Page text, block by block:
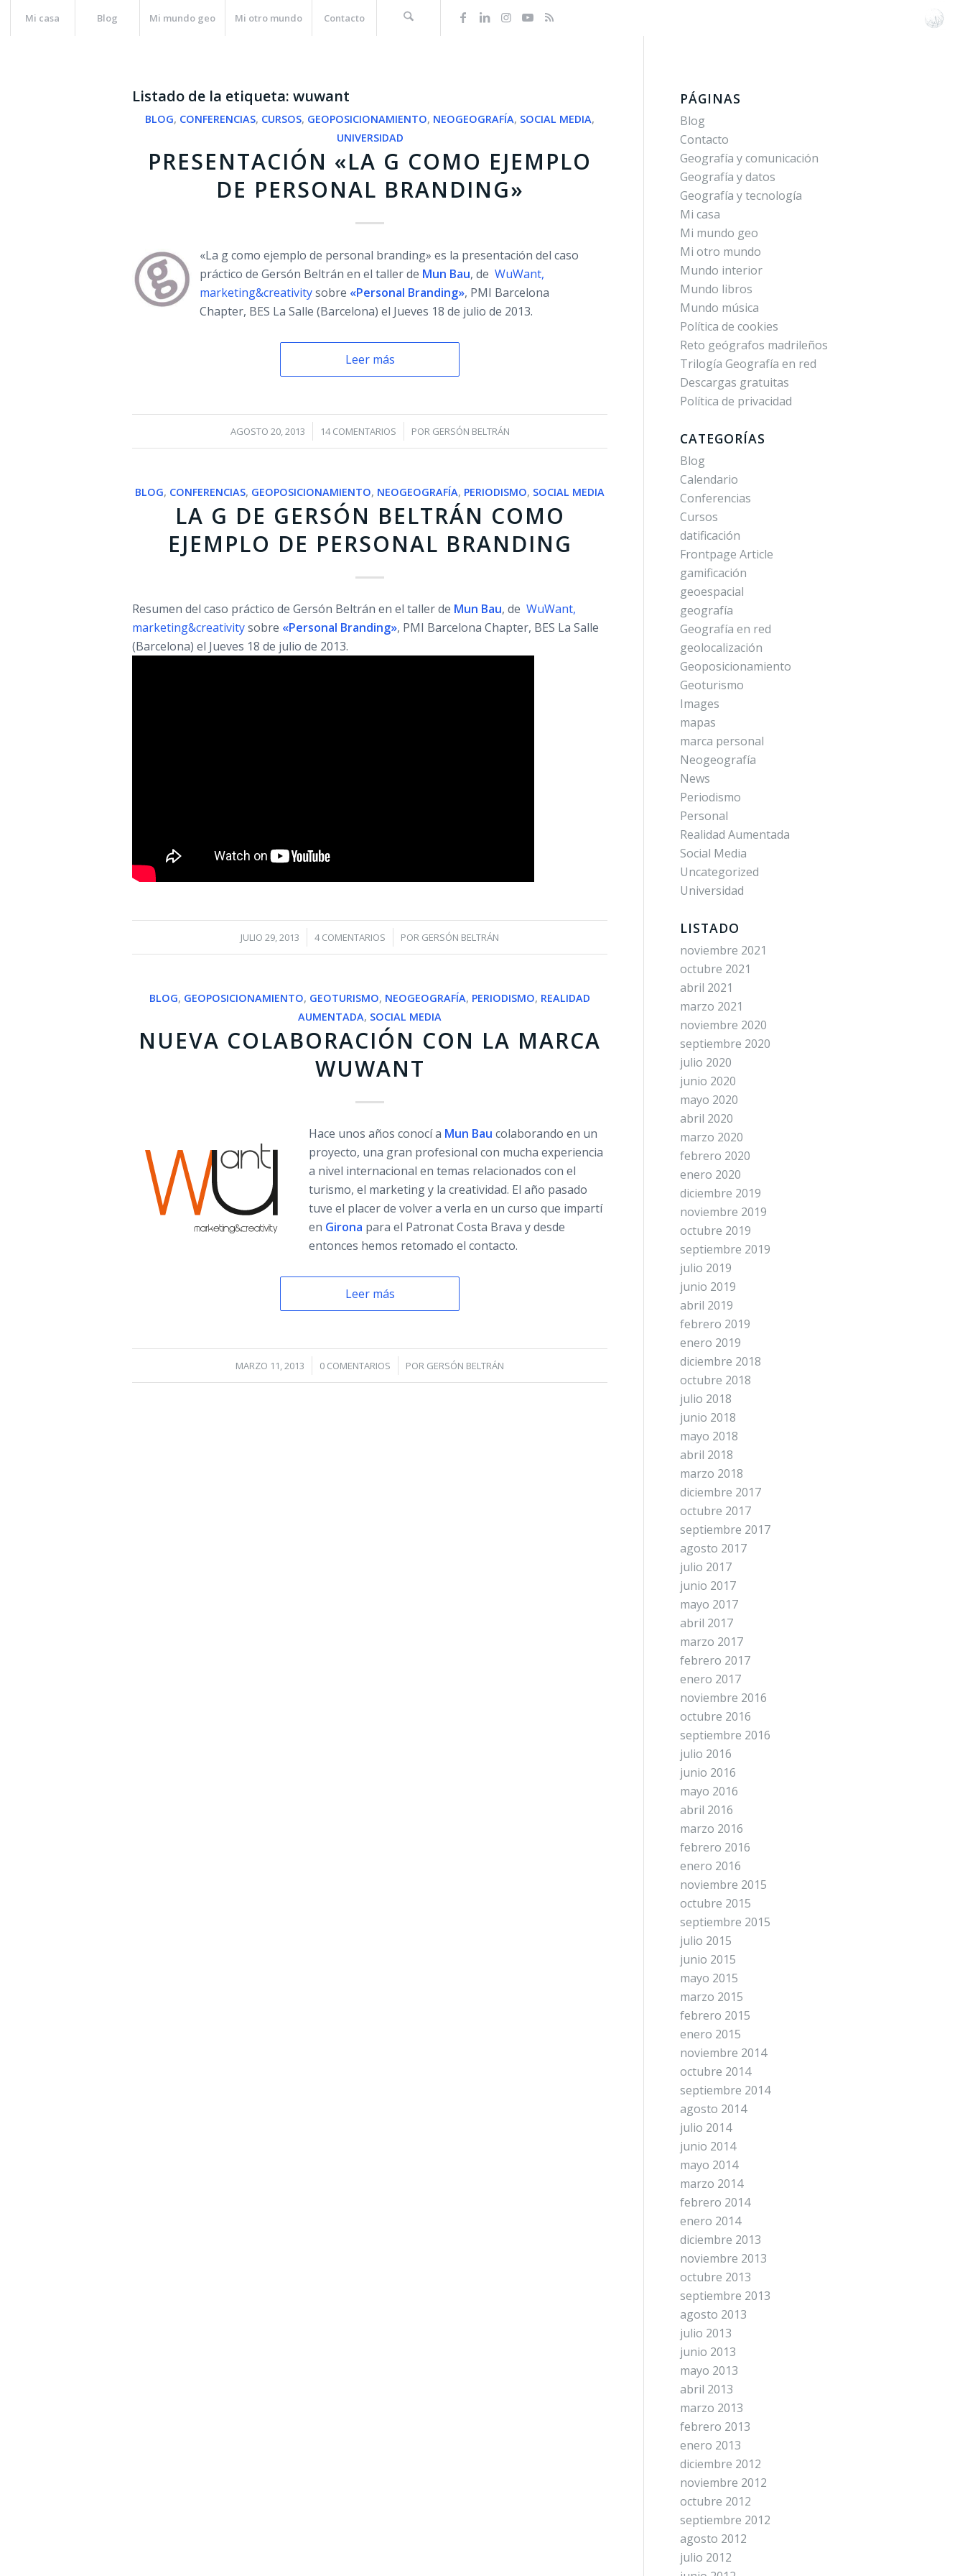
Mi casa Blog Mi mundo geo Mi otro mundo Contacto
Listado de la etiqueta:wuwant
BLOG, CONFERENCIAS, CURSOS, GEOPOSICIONAMIENTO, NEOGEOGRAFÍA, SOCIAL MEDIA,
UNIVERSIDAD
PRESENTACIÓN «LA G COMO EJEMPLO
DE PERSONAL BRANDING»
«La g como ejemplo de personal branding» es la presentación del caso
práctico de Gersón Beltrán en el taller de Mun Bau, deWuWant,
marketing&creativitysobre «Personal Branding», PMI Barcelona
Chapter, BES La Salle (Barcelona) el Jueves 18 de julio de 2013.
Leer más
AGOSTO 20, 2013
/ 14 COMENTARIOS
/ POR GERSÓN BELTRÁN
BLOG, CONFERENCIAS, GEOPOSICIONAMIENTO, NEOGEOGRAFÍA, PERIODISMO, SOCIAL MEDIA
LA G DE GERSÓN BELTRÁN COMO
EJEMPLO DE PERSONAL BRANDING
Resumen del caso práctico de Gersón Beltrán en el taller de Mun Bau, deWuWant,
marketing&creativitysobre «Personal Branding», PMI Barcelona Chapter, BES La Salle
(Barcelona) el Jueves 18 de julio de 2013.
JULIO 29, 2013
/ 4 COMENTARIOS
/ POR GERSÓN BELTRÁN
BLOG, GEOPOSICIONAMIENTO, GEOTURISMO, NEOGEOGRAFÍA, PERIODISMO, REALIDAD
AUMENTADA, SOCIAL MEDIA
NUEVA COLABORACIÓN CON LA MARCA
WUWANT
Hace unos años conocí a Mun Bau colaborando en un
proyecto, una gran profesional con mucha experiencia
a nivel internacional en temas relacionados con el
turismo, el marketing y la creatividad. El año pasado
tuve el placer de volver a verla en un curso que impartí
en Girona para el Patronat Costa Brava y desde
entonces hemos retomado el contacto.
Leer más
MARZO 11, 2013
/ 0 COMENTARIOS
/ POR GERSÓN BELTRÁN
PÁGINAS
Blog
Contacto
Geografía y comunicación
Geografía y datos
Geografía y tecnología
Mi casa
Mi mundo geo
Mi otro mundo
Mundo interior
Mundo libros
Mundo música
Política de cookies
Reto geógrafos madrileños
Trilogía Geografía en red
Descargas gratuitas
Política de privacidad
CATEGORÍAS
Blog
Calendario
Conferencias
Cursos
datificación
Frontpage Article
gamificación
geoespacial
geografía
Geografía en red
geolocalización
Geoposicionamiento
Geoturismo
Images
mapas
marca personal
Neogeografía
News
Periodismo
Personal
Realidad Aumentada
Social Media
Uncategorized
Universidad
LISTADO
noviembre 2021
octubre 2021
abril 2021
marzo 2021
noviembre 2020
septiembre 2020
julio 2020
junio 2020
mayo 2020
abril 2020
marzo 2020
febrero 2020
enero 2020
diciembre 2019
noviembre 2019
octubre 2019
septiembre 2019
julio 2019
junio 2019
abril 2019
febrero 2019
enero 2019
diciembre 2018
octubre 2018
julio 2018
junio 2018
mayo 2018
abril 2018
marzo 2018
diciembre 2017
octubre 2017
septiembre 2017
agosto 2017
julio 2017
junio 2017
mayo 2017
abril 2017
marzo 2017
febrero 2017
enero 2017
noviembre 2016
octubre 2016
septiembre 2016
julio 2016
junio 2016
mayo 2016
abril 2016
marzo 2016
febrero 2016
enero 2016
noviembre 2015
octubre 2015
septiembre 2015
julio 2015
junio 2015
mayo 2015
marzo 2015
febrero 2015
enero 2015
noviembre 2014
octubre 2014
septiembre 2014
agosto 2014
julio 2014
junio 2014
mayo 2014
marzo 2014
febrero 2014
enero 2014
diciembre 2013
noviembre 2013
octubre 2013
septiembre 2013
agosto 2013
julio 2013
junio 2013
mayo 2013
abril 2013
marzo 2013
febrero 2013
enero 2013
diciembre 2012
noviembre 2012
octubre 2012
septiembre 2012
agosto 2012
julio 2012